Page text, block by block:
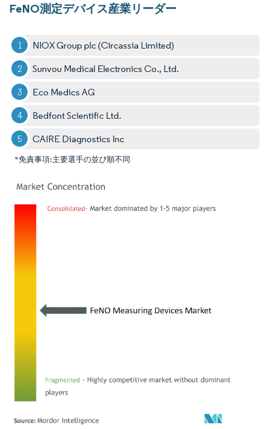
FeNO測定デバイス産業リーダー
NIOX Group plc (Circassia Limited)
Sunvou Medical Electronics Co., Ltd.
Eco Medics AG
Bedfont Scientific Ltd.
CAIRE Diagnostics Inc
*免責事項:主要選手の並び順不同